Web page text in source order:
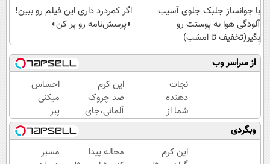
با جوانساز جلبک جلوی آسیب
آلودگی هوا به پوستت رو
بگیر(تخفیف تا امشب)
اگر کمردرد داری این فیلم رو ببین!
◗پرسش‌نامه رو پر کن◖
از سراسر وب
نجات
دهنده
شما از
پیری!
کرم
جوانساز
این کرم
ضد چروک
آلمانی،جای
بوتاکس رو
برات پر
میکنه!
احساس
میکنی
پیر
شدی؟
جوانی
رو با
وبگردی
این کرم
محاله پیدا
مسیر